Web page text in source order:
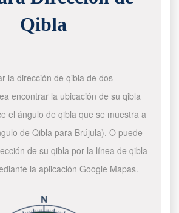
Qibla
la dirección de qibla de dos
encontrar la ubicación de su qibla
el ángulo de qibla que se muestra a
de Qibla para Brújula). O puede
de su qibla por la línea de qibla
la aplicación Google Mapas.